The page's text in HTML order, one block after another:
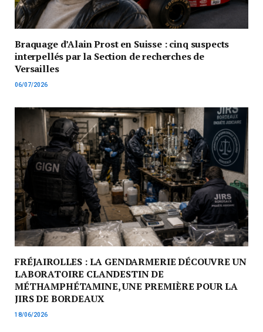
Braquage d’Alain Prost en Suisse : cinq suspects
interpellés par la Section de recherches de
Versailles
06/07/2026
FRÉJAIROLLES : LA GENDARMERIE DÉCOUVRE UN
LABORATOIRE CLANDESTIN DE
MÉTHAMPHÉTAMINE, UNE PREMIÈRE POUR LA
JIRS DE BORDEAUX
18/06/2026